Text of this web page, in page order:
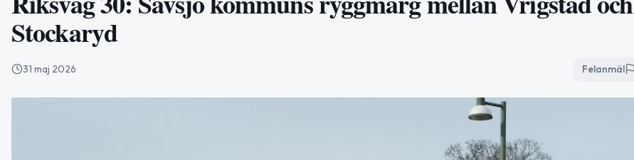
Stockaryd
31 maj 2026 Felanmäl